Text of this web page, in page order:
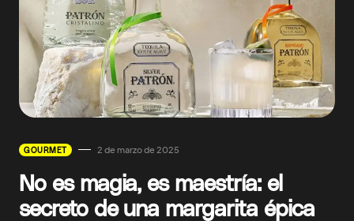
GOURMET 2 de marzo de 2025
No es magia, es maestría: el
secreto de una margarita épica